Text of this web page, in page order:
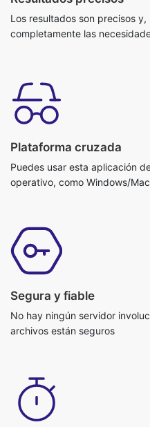
Los resultados son precisos
completamente las
operativo, como Windows/
No hay ningún servidor
archivos están seguros